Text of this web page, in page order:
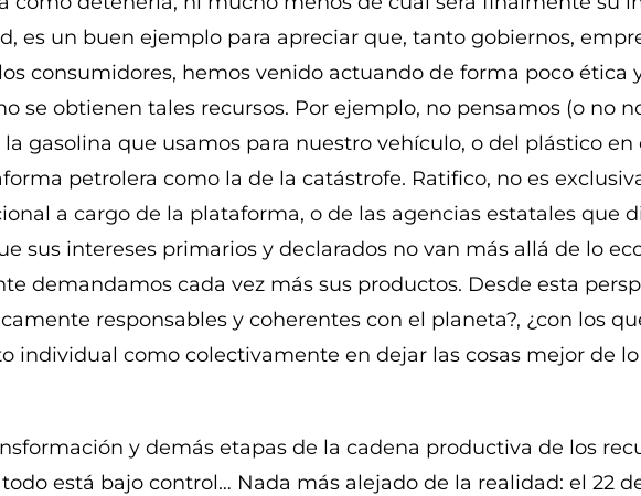
es un buen ejemplo para apreciar que, tanto gobiernos,
consumidores, hemos venido actuando de forma poco ética
se obtienen tales recursos. Por ejemplo, no pensamos (o no
gasolina que usamos para nuestro vehículo, o del plástico en
petrolera como la de la catástrofe. Ratifico, no es
a cargo de la plataforma, o de las agencias estatales que
sus intereses primarios y declarados no van más allá de lo
demandamos cada vez más sus productos. Desde esta
responsables y coherentes con el planeta?, ¿con los
individual como colectivamente en dejar las cosas mejor de
y demás etapas de la cadena productiva de los
está bajo control… Nada más alejado de la realidad: el 22